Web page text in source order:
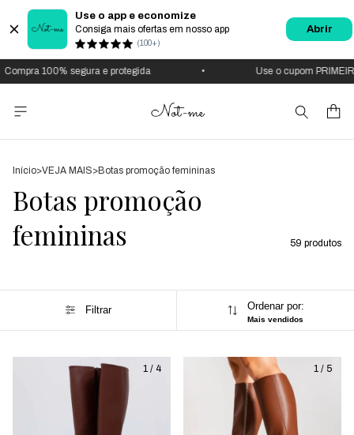
Use o app e economize
Consiga mais ofertas em nosso app
(100+)
Abrir
100% segura e protegida Use o cupom
Início>VEJA MAIS>Botas promoção femininas
Botas promoção
femininas
59 produtos
Filtrar Ordenar por:
Mais vendidos
1 / 4 1 / 5